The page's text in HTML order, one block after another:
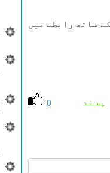
ساتھ رابطے میں
0 پسند